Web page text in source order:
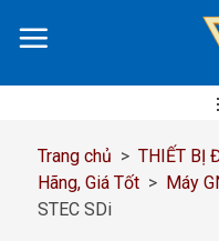
đến
dung
Trang chủ > THIẾT BỊ
Hãng, Giá Tốt > Máy
STEC SDi